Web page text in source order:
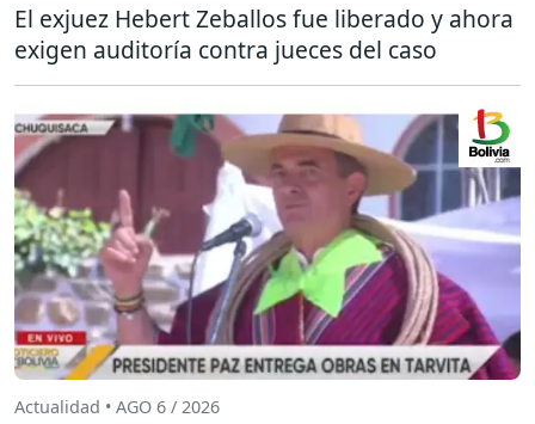
El exjuez Hebert Zeballos fue liberado y ahora
exigen auditoría contra jueces del caso
Actualidad • AGO 6 / 2026